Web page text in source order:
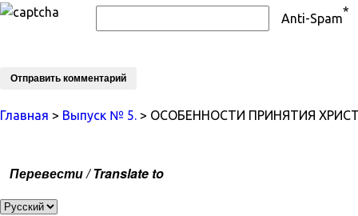
Anti-Spam*
Главная > Выпуск № 5. > ОСОБЕННОСТИ ПРИНЯТИЯ
Перевести / Translate to